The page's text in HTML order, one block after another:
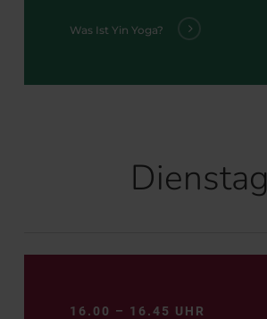
Was Ist Yin Yoga?
Dienstag
16.00 – 16.45 UHR